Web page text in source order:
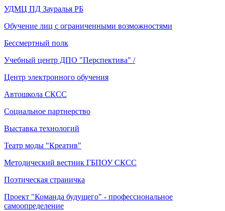
УДМЦ ПД Зауралья РБ
Обучение лиц с ограниченными возможностями
Бессмертный полк
Учебный центр ДПО "Перспектива" /
Центр электронного обучения
Автошкола СКСС
Социальное партнерство
Выставка технологий
Театр моды "Креатив"
Методический вестник ГБПОУ СКСС
Поэтическая страничка
Проект "Команда будущего" - профессиональное
самоопределение